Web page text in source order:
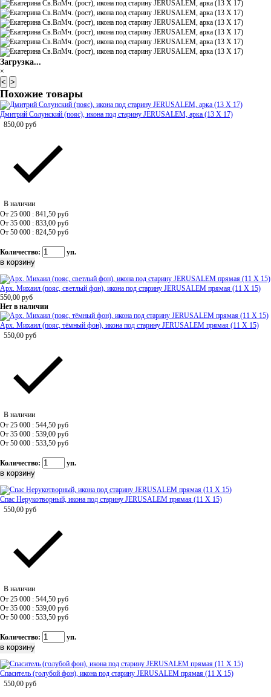
Загрузка...
×
< >
Похожие товары
Дмитрий Солунский (пояс), икона под старину JERUSALEM, арка (13 Х 17)
850,00 руб
В наличии
От 25 000 : 841,50 руб
От 35 000 : 833,00 руб
От 50 000 : 824,50 руб
Количество: уп.
Арх. Михаил (пояс, светлый фон), икона под старину JERUSALEM прямая (11 Х 15)
550,00 руб
Нет в наличии
Арх. Михаил (пояс, тёмный фон), икона под старину JERUSALEM прямая (11 Х 15)
550,00 руб
В наличии
От 25 000 : 544,50 руб
От 35 000 : 539,00 руб
От 50 000 : 533,50 руб
Количество: уп.
Спас Нерукотворный, икона под старину JERUSALEM прямая (11 Х 15)
550,00 руб
В наличии
От 25 000 : 544,50 руб
От 35 000 : 539,00 руб
От 50 000 : 533,50 руб
Количество: уп.
Спаситель (голубой фон), икона под старину JERUSALEM прямая (11 Х 15)
550,00 руб